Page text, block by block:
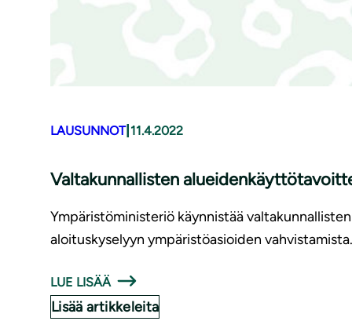
LAUSUNNOT| 11.4.2022
Val­ta­kun­nal­lis­ten
Ympäristöministeriö käynnistää
aloituskyselyyn ympäristöasioiden vahvistamista.
LUE LISÄÄ
Lisää artikkeleita